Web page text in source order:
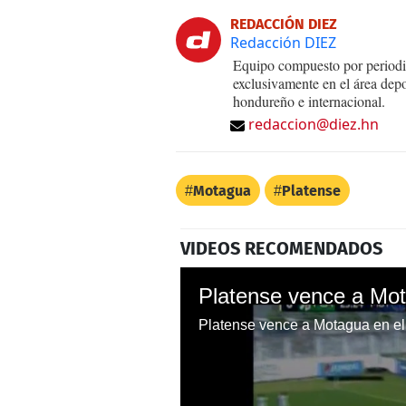
REDACCIÓN DIEZ
Redacción DIEZ
Equipo compuesto por
exclusivamente en el área
hondureño e internacional.
redaccion@diez.hn
Motagua Platense
VIDEOS RECOMENDADOS
Platense vence a
Platense vence a Motagua en